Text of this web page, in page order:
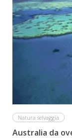
Natura selvaggia
Australia da